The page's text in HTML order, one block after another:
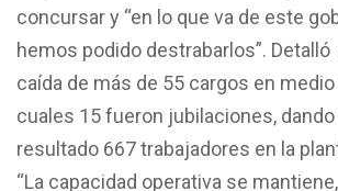
concursar y “en lo que va de este
hemos podido destrabarlos”.
caída de más de 55 cargos en
cuales 15 fueron jubilaciones,
resultado 667 trabajadores en la
“La capacidad operativa se